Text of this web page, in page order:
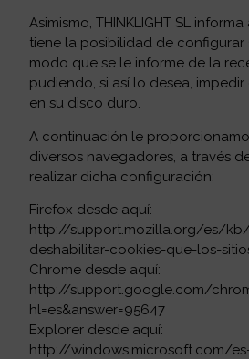
Asimismo, THINKLIGHT SL
tiene la posibilidad de
modo que se le informe de la
pudiendo, si así lo desea,
en su disco duro.
A continuación le
diversos navegadores, a través
realizar dicha configuración:
Firefox desde aquí:
http://support.mozilla.org/es/
deshabilitar-cookies-que-los-
Chrome desde aquí:
http://support.google.com/
hl=es&answer=95647
Explorer desde aquí:
http://windows.microsoft.com/